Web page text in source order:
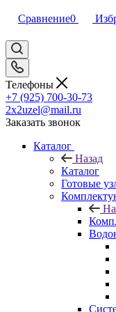
Сравнение0
Телефоны
+7 (925) 700-30-73
2x2uzel@mail.ru
Заказать звонок
Каталог
Назад
Каталог
Готовые